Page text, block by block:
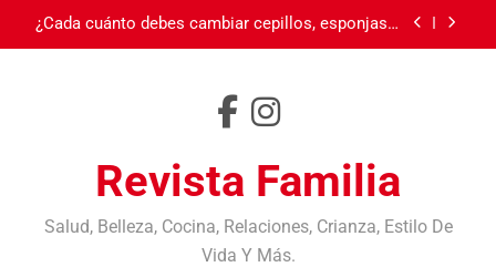
debe
Burnout: cuando el cansancio va más allá del
sueño
¿Cada cuánto debes cambiar cepillos, esponjas y
otros objetos? Casi nadie los reemplaza cuando
Burnout: cuando el cansancio va más allá del
sueño
Revista Familia
Salud, Belleza, Cocina, Relaciones, Crianza, Estilo De
Vida Y Más.